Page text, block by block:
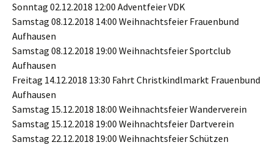
Sonntag 02.12.2018 12:00 Adventfeier VDK
Samstag 08.12.2018 14:00 Weihnachtsfeier Frauenbund
Aufhausen
Samstag 08.12.2018 19:00 Weihnachtsfeier Sportclub
Aufhausen
Freitag 14.12.2018 13:30 Fahrt Christkindlmarkt Frauenbund
Aufhausen
Samstag 15.12.2018 18:00 Weihnachtsfeier Wanderverein
Samstag 15.12.2018 19:00 Weihnachtsfeier Dartverein
Samstag 22.12.2018 19:00 Weihnachtsfeier Schützen